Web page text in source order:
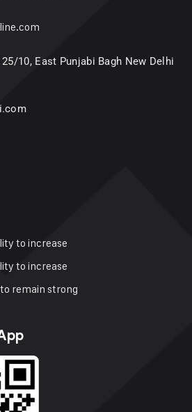
10, East Punjabi Bagh New Delhi
to increase
to increase
remain strong